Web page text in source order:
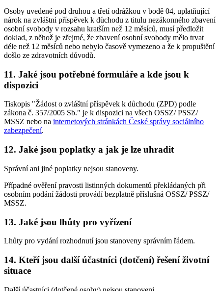
Osoby uvedené pod druhou a třetí odrážkou v bodě 04, uplatňující
nárok na zvláštní příspěvek k důchodu z titulu nezákonného zbavení
osobní svobody v rozsahu kratším než 12 měsíců, musí předložit
doklad, z něhož je zřejmé, že zbavení osobní svobody mělo trvat
déle než 12 měsíců nebo nebylo časově vymezeno a že k propuštění
došlo ze zdravotních důvodů.
11. Jaké jsou potřebné formuláře a kde jsou k
dispozici
Tiskopis "Žádost o zvláštní příspěvek k důchodu (ZPD) podle
zákona č. 357/2005 Sb." je k dispozici na všech OSSZ/ PSSZ/
MSSZ nebo na internetových stránkách České správy sociálního
zabezpečení.
12. Jaké jsou poplatky a jak je lze uhradit
Správní ani jiné poplatky nejsou stanoveny.
Případné ověření pravosti listinných dokumentů překládaných při
osobním podání žádosti provádí bezplatně příslušná OSSZ/ PSSZ/
MSSZ.
13. Jaké jsou lhůty pro vyřízení
Lhůty pro vydání rozhodnutí jsou stanoveny správním řádem.
14. Kteří jsou další účastníci (dotčení) řešení životní
situace